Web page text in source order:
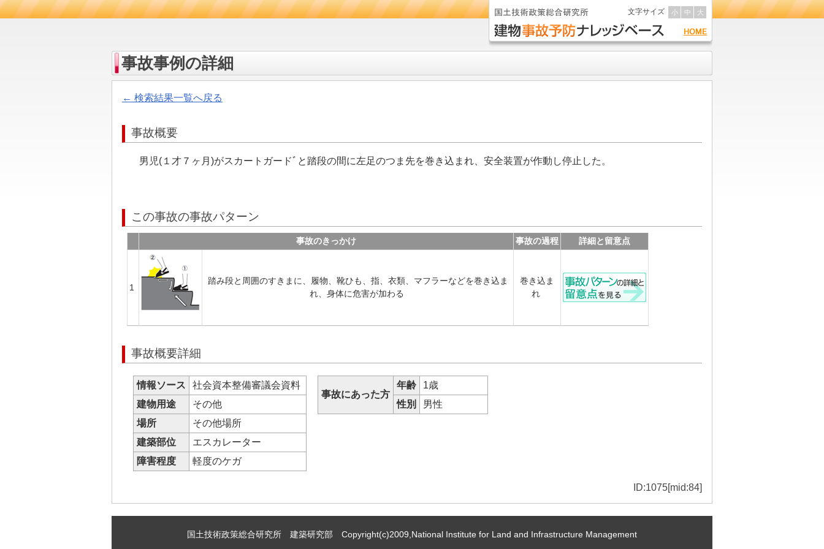
文字サイズ 小 中 大
事故事例の詳細
← 検索結果一覧へ戻る
事故概要
男児(１才７ヶ月)がスカートガードﾞと踏段の間に左足のつま先を巻き込まれ、安全装置が作動し停止した。
この事故の事故パターン
事故のきっかけ 事故の過程 詳細と留意点
1
踏み段と周囲のすきまに、履物、靴ひも、指、衣類、マフラーなどを巻き込ま
れ、身体に危害が加わる
巻き込ま
れ
事故概要詳細
情報ソース
社会資本整備審議会資料
建物用途
その他
場所
その他場所
建築部位
エスカレーター
障害程度
軽度のケガ
事故にあった方
年齢
1歳
性別
男性
ID:1075[mid:84]
国土技術政策総合研究所 建築研究部 Copyright(c)2009,National Institute for Land and Infrastructure Management